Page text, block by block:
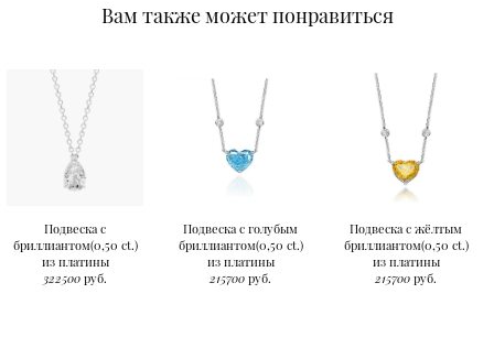
Вам также может понравиться
Подвеска с
бриллиантом(0,50 ct.)
из платины
322500 руб.
Подвеска с голубым
бриллиантом(0,50 ct.)
из платины
215700 руб.
Подвеска с жёлтым
бриллиантом(0,50 ct.)
из платины
215700 руб.